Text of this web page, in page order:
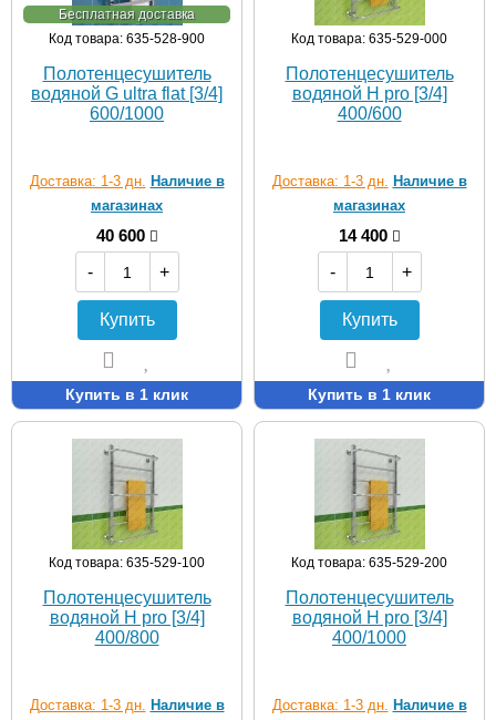
Бесплатная доставка
Код товара: 635-528-900
Полотенцесушитель
водяной G ultra flat [3/4]
600/1000
Доставка: 1-3 дн. Наличие в
магазинах
40 600
-
+
Купить
Купить в 1 клик
Код товара: 635-529-000
Полотенцесушитель
водяной H pro [3/4]
400/600
Доставка: 1-3 дн. Наличие в
магазинах
14 400
-
+
Купить
Купить в 1 клик
Код товара: 635-529-100
Полотенцесушитель
водяной H pro [3/4]
400/800
Доставка: 1-3 дн. Наличие в
Код товара: 635-529-200
Полотенцесушитель
водяной H pro [3/4]
400/1000
Доставка: 1-3 дн. Наличие в